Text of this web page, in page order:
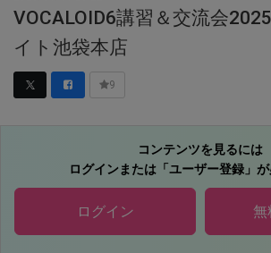
VOCALOID6講習＆交流会
イト池袋本店
9
コンテンツを見るには
ログインまたは「ユーザー登録」が
ログイン 無